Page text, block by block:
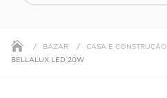
BAZAR CASA E CONSTRUÇÃO
BELLALUX LED 20W